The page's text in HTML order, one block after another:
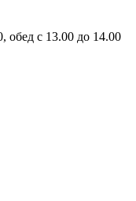
обед с 13.00 до 14.00